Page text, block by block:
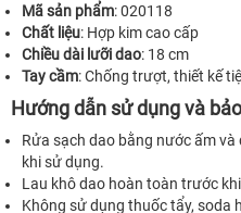
Mã sản phẩm: 020118
Chất liệu: Hợp kim cao cấp
Chiều dài lưỡi dao: 18 cm
Tay cầm: Chống trượt, thiết kế
Hướng dẫn sử dụng và
Rửa sạch dao bằng nước ấm
khi sử dụng.
Lau khô dao hoàn toàn trước
Không sử dụng thuốc tẩy, soda